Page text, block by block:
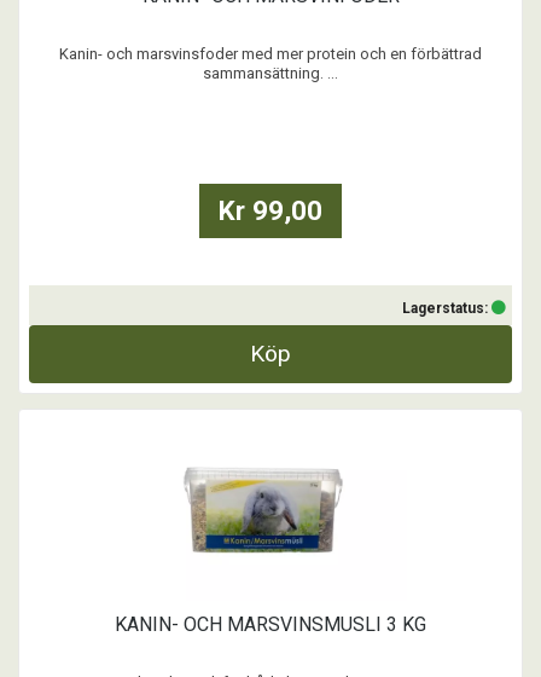
Kanin- och marsvinsfoder med mer protein och en förbättrad
sammansättning. ...
Kr 99,00
Lagerstatus:
Köp
KANIN- OCH MARSVINSMUSLI 3 KG